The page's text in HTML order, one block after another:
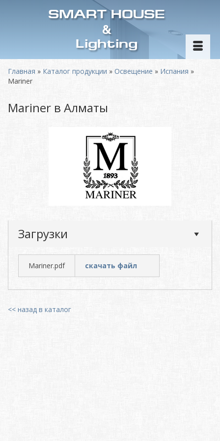
SMART HOUSE
&
Lighting
Главная » Каталог продукции » Освещение » Испания »
Mariner
Mariner в Алматы
Загрузки
Mariner.pdf скачать файл
<< назад в каталог